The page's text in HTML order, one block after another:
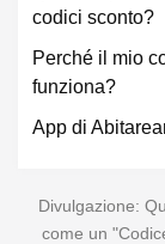
codici sconto?
Perché il mio
funziona?
App di
Divulgazione:
come un